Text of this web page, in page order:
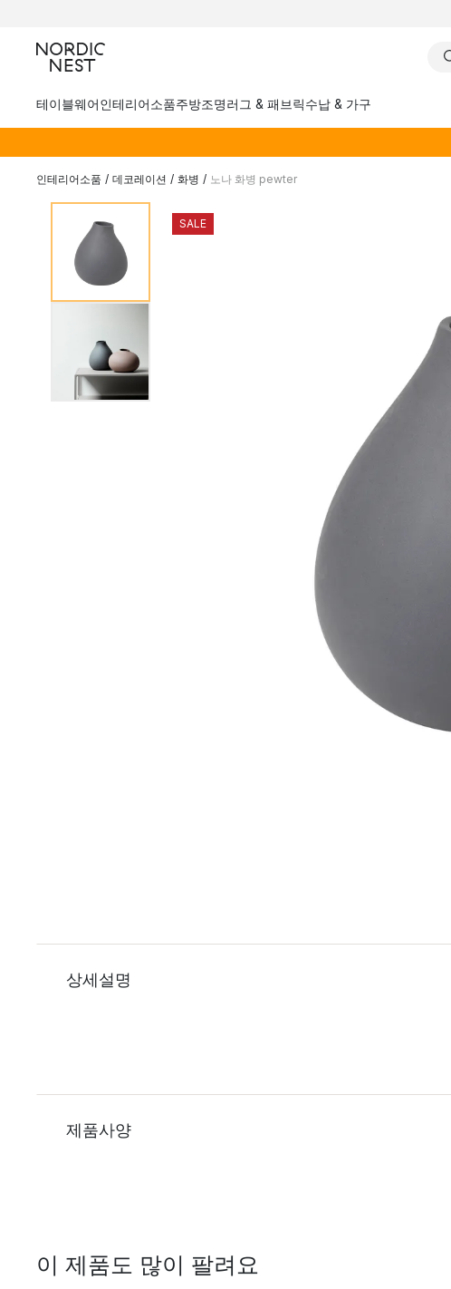
테이블웨어인테리어소품주방조명러그 & 패브릭수납 & 가구
인테리어소품 / 데코레이션 / 화병 / 노나 화병 pewter
SALE
상세설명
제품사양
이 제품도 많이 팔려요